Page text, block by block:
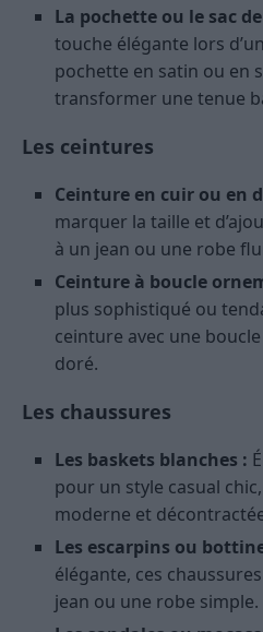
La pochette ou le sac
touche élégante lors
pochette en satin ou en
transformer une tenue
Les ceintures
Ceinture en cuir ou en
marquer la taille et
à un jean ou une robe
Ceinture à boucle
plus sophistiqué ou
ceinture avec une
doré.
Les chaussures
Les baskets blanches :
pour un style casual
moderne et
Les escarpins ou
élégante, ces
jean ou une robe simple.